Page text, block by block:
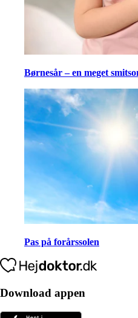
Børnesår – en meget
Pas på forårssolen
Download appen